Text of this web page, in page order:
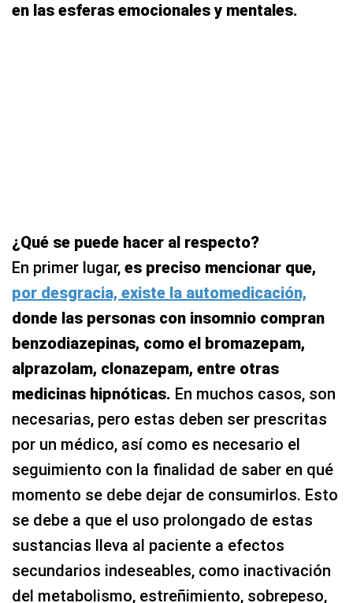
en las esferas emocionales y mentales.
¿Qué se puede hacer al respecto?
En primer lugar, es preciso mencionar que,
por desgracia, existe la automedicación,
donde las personas con insomnio compran
benzodiazepinas, como el bromazepam,
alprazolam, clonazepam, entre otras
medicinas hipnóticas. En muchos casos, son
necesarias, pero estas deben ser prescritas
por un médico, así como es necesario el
seguimiento con la finalidad de saber en qué
momento se debe dejar de consumirlos. Esto
se debe a que el uso prolongado de estas
sustancias lleva al paciente a efectos
secundarios indeseables, como inactivación
del metabolismo, estreñimiento, sobrepeso,